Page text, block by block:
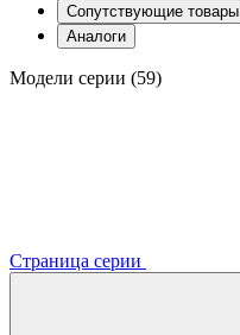
Сопутствующие товары
Аналоги
Модели серии (59)
Страница серии